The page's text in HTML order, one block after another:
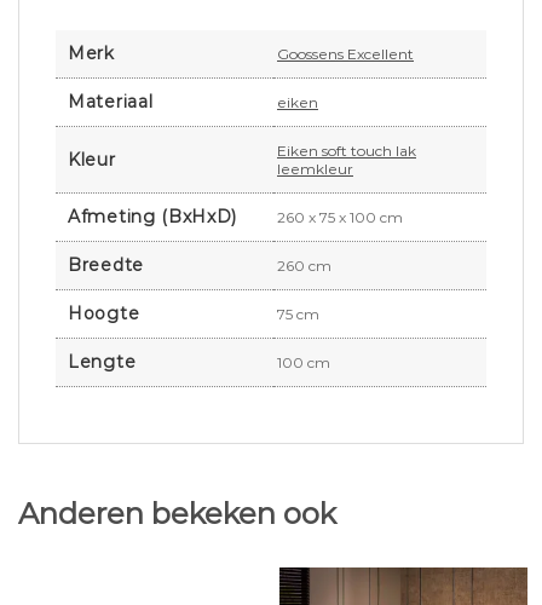
Merk Goossens Excellent
Materiaal eiken
Kleur
Eiken soft touch lak
leemkleur
Afmeting (BxHxD) 260 x 75 x 100 cm
Breedte 260 cm
Hoogte 75 cm
Lengte 100 cm
Anderen bekeken ook